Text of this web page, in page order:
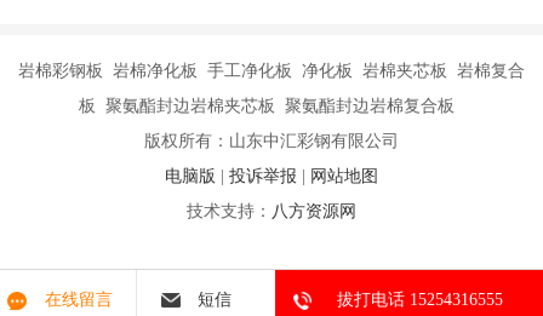
岩棉彩钢板 岩棉净化板 手工净化板 净化板 岩棉夹芯板 岩棉复合
板 聚氨酯封边岩棉夹芯板 聚氨酯封边岩棉复合板
版权所有：山东中汇彩钢有限公司
电脑版 | 投诉举报 | 网站地图
技术支持： 八方资源网
在线留言 短信 拔打电话 15254316555